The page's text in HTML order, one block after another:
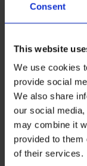
Consent
This website
We use cookies
provide social
We also share
our social
may combine it
provided to them
of their services.
3+1 GRATIS
Klasyczne wysokie
bambusowe Dita
55,99 złpromocja